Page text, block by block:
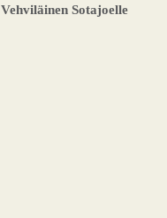
Sotajoelle